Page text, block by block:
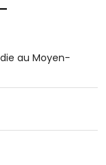
au Moyen-